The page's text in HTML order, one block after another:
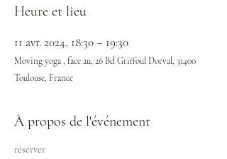
Heure et lieu
11 avr. 2024, 18:30 – 19:30
Moving yoga , face au, 26 Bd Griffoul Dorval, 31400
Toulouse, France
À propos de l'événement
réserver